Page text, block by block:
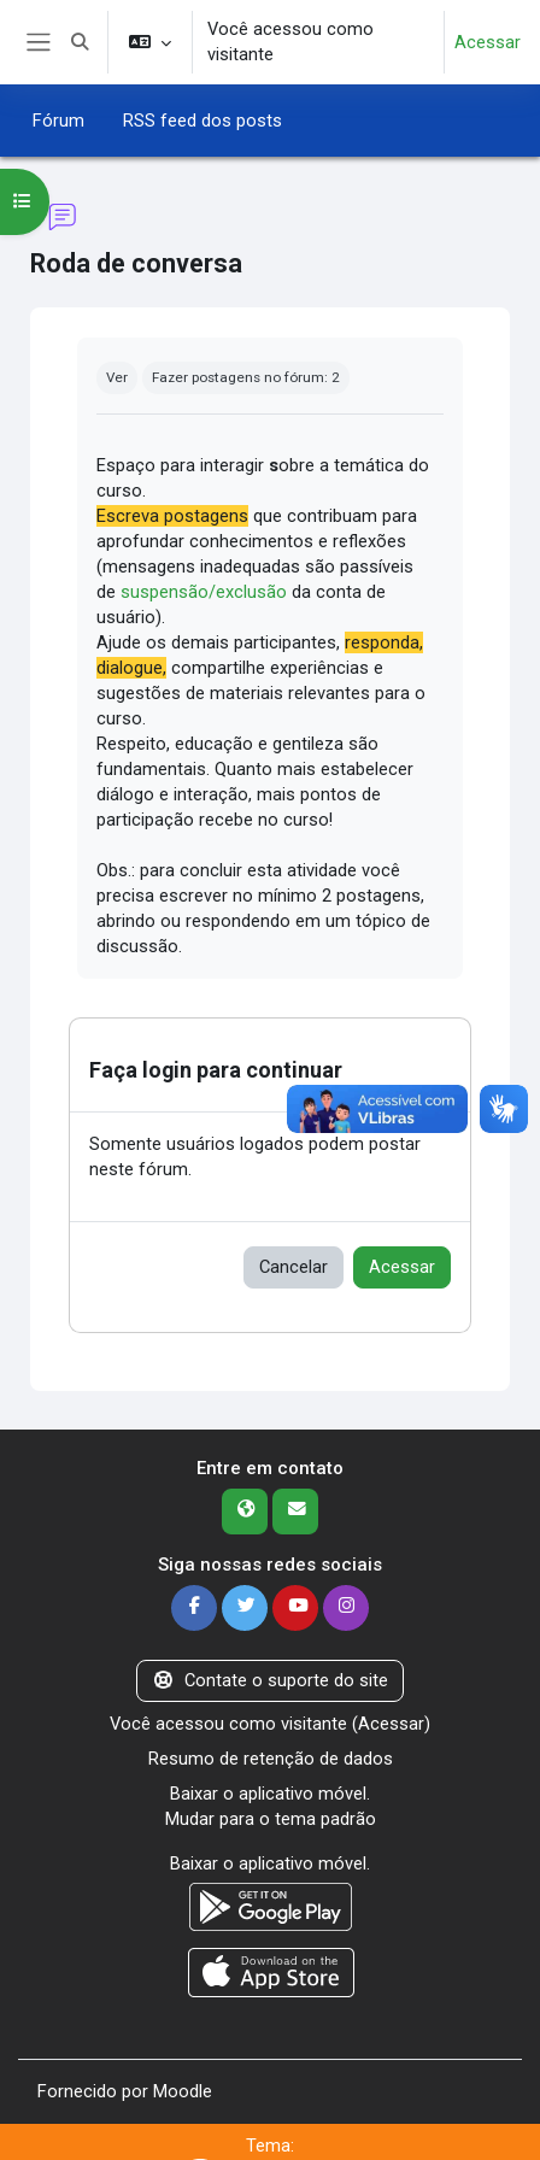
Ir para o conteúdo principal
Alternar entrada de pesquisa
Você acessou como
visitante
Acessar
Fórum RSS feed dos posts
Roda de conversa
Abrir índice do curso
Ver Fazer postagens no fórum: 2
Espaço para interagir sobre a temática do
curso.
Escreva postagens que contribuam para
aprofundar conhecimentos e reflexões
(mensagens inadequadas são passíveis
desuspensão/exclusão da conta de
usuário).
Ajude os demais participantes,responda,
dialogue, compartilhe experiências e
sugestões de materiais relevantes para o
curso.
Respeito, educação e gentileza são
fundamentais.Quanto mais estabelecer
diálogo e interação, mais pontos de
participação recebe no curso!
Obs.: para concluir esta atividade você
precisa escrever no mínimo 2 postagens,
abrindo ou respondendo em um tópico de
discussão.
Faça login para continuar
Somente usuários logados podem postar
neste fórum.
Cancelar Acessar
Entre em contato
Siga nossas redes sociais
Contate o suporte do site
Você acessou como visitante (Acessar)
Resumo de retenção de dados
Baixar o aplicativo móvel.
Mudar para o tema padrão
Baixar o aplicativo móvel.
Fornecido por Moodle
Tema: